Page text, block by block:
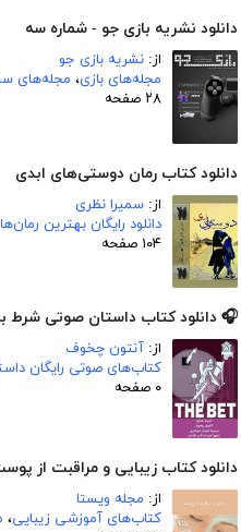
دانلود نشریه بازی جو - شماره سه
از: نشریه بازی جو
مجله‌های بازی، مجله‌های
۲۸ صفحه
دانلود کتاب رمان دوستی‌های ابدی
از: سمیرا نظری
دانلود رایگان بهترین رمان‌ها
۱۰۴ صفحه
🎧 دانلود کتاب داستان صوتی شرط
از: آنتون چخوف
کتاب‌های صوتی رایگان
۰ صفحه
دانلود کتاب زیبایی و مراقبت از
از: مجله ویستا
کتاب‌های آموزشی زیبایی،